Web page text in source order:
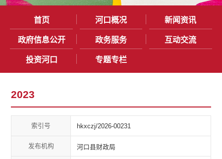
首页 河口概况 新闻资讯
政府信息公开 政务服务 互动交流
投资河口 专题专栏
2023
索引号 hkxczj/2026-00231
发布机构 河口县财政局